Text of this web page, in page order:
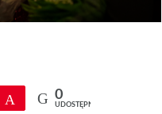
Przypnij
0
UDOSTĘPNIEŃ